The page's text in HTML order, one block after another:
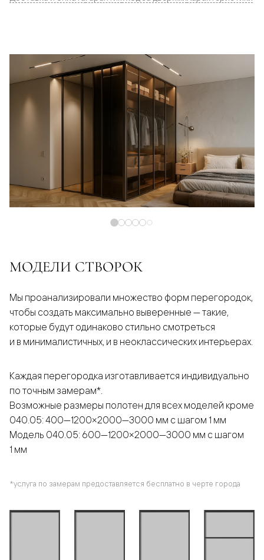
МОДЕЛИ СТВОРОК
Мы проанализировали множество форм перегородок,
чтобы создать максимально выверенные — такие,
которые будут одинаково стильно смотреться
и в минималистичных, и в неоклассических интерьерах.
Каждая перегородка изготавливается индивидуально
по точным замерам*.
Возможные размеры полотен для всех моделей кроме
040.05: 400—1200×2000—3000 мм с шагом 1 мм
Модель 040.05: 600—1200×2000—3000 мм с шагом
1 мм
*услуга по замерам предоставляется бесплатно в черте города